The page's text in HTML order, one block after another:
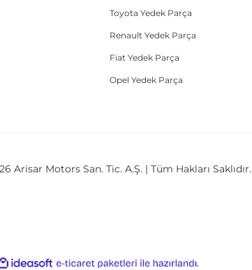
Toyota Yedek Parça
Renault Yedek Parça
Fiat Yedek Parça
Opel Yedek Parça
Arisar Motors San. Tic. A.Ş. | Tüm Hakları Saklıdır.
ideasoft e-